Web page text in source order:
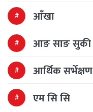
आँखा
आङ साङ सुकी
आर्थिक सर्भेक्षण
एम सि सि